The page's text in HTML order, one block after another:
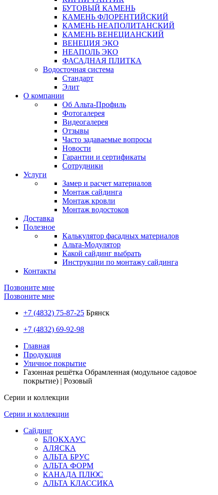
БУТОВЫЙ КАМЕНЬ
КАМЕНЬ ФЛОРЕНТИЙСКИЙ
КАМЕНЬ НЕАПОЛИТАНСКИЙ
КАМЕНЬ ВЕНЕЦИАНСКИЙ
ВЕНЕЦИЯ ЭКО
НЕАПОЛЬ ЭКО
ФАСАДНАЯ ПЛИТКА
Водосточная система
Стандарт
Элит
О компании
Об Альта-Профиль
Фотогалерея
Видеогалерея
Отзывы
Часто задаваемые вопросы
Новости
Гарантии и сертификаты
Сотрудники
Услуги
Замер и расчет материалов
Монтаж сайдинга
Монтаж кровли
Монтаж водостоков
Доставка
Полезное
Калькулятор фасадных материалов
Альта-Модулятор
Какой сайдинг выбрать
Инструкции по монтажу сайдинга
Контакты
Позвоните мне
Позвоните мне
+7 (4832) 75-87-25 Брянск
+7 (4832) 69-92-98
Главная
Продукция
Уличное покрытие
Газонная решётка Обрамленная (модульное садовое
покрытие) | Розовый
Серии и коллекции
Серии и коллекции
Сайдинг
БЛОКХАУС
АЛЯСКА
АЛЬТА БРУС
АЛЬТА ФОРМ
КАНАДА ПЛЮС
АЛЬТА КЛАССИКА